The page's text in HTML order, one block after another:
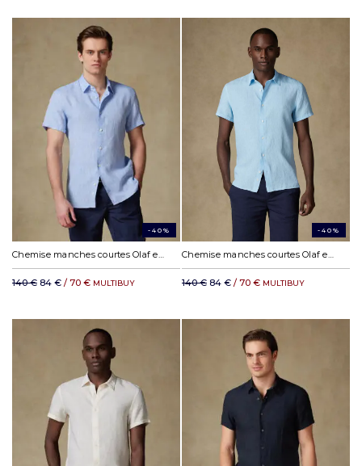
-40%
Chemise manches courtes Olaf en lin ciel
140 € 84 € / 70 € MULTIBUY
-40%
Chemise manches courtes Olaf en lin turquoise
140 € 84 € / 70 € MULTIBUY